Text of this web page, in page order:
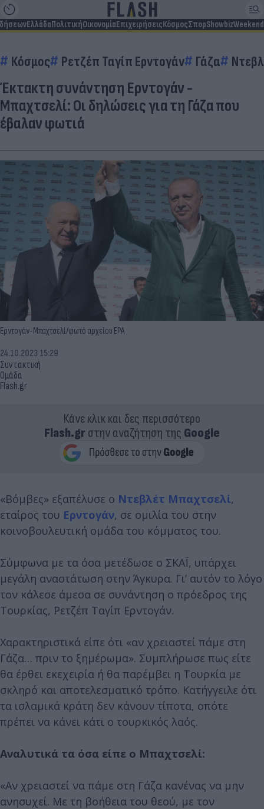
ΕλλάδαΠολιτικήΟικονομίαΕπιχειρήσειςΚόσμοςΣπορShowbizWeekend
Κόσμος Ρετζέπ Ταγίπ Ερντογάν Γάζα
Έκτακτη συνάντηση Ερντογάν -
Μπαχτσελί: Οι δηλώσεις για τη Γάζα που
έβαλαν φωτιά
Ερντογάν-Μπαχτσελί/φωτό αρχείου EPA
Συντακτική
Ομάδα
Flash.gr
24.10.2023 15:29
Κάνε κλικ και δες περισσότερο
Flash.grστην αναζήτηση της Google
«Βόμβες» εξαπέλυσε ο Ντεβλέτ Μπαχτσελί,
εταίρος του Ερντογάν, σε ομιλία του στην
κοινοβουλευτική ομάδα του κόμματος του.
Σύμφωνα με τα όσα μετέδωσε ο ΣΚΑΪ, υπάρχει
μεγάλη αναστάτωση στην Άγκυρα. Γι’ αυτόν το λόγο
τον κάλεσε άμεσα σε συνάντηση ο πρόεδρος της
Τουρκίας, Ρετζέπ Ταγίπ Ερντογάν.
Χαρακτηριστικά είπε ότι «αν χρειαστεί πάμε στη
Γάζα… πριν το ξημέρωμα». Συμπλήρωσε πως είτε
θα έρθει εκεχειρία ή θα παρέμβει η Τουρκία με
σκληρό και αποτελεσματικό τρόπο. Κατήγγειλε ότι
τα ισλαμικά κράτη δεν κάνουν τίποτα, οπότε
πρέπει να κάνει κάτι ο τουρκικός λαός.
Αναλυτικά τα όσα είπε ο Μπαχτσελί:
«Αν χρειαστεί να πάμε στη Γάζα κανένας να μην
ανησυχεί. Με τη βοήθεια του θεού, με τον